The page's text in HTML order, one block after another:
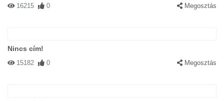
16215 0 Megosztás
Nincs cím!
15182 0 Megosztás